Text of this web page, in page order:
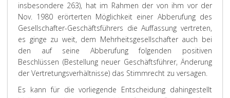
insbesondere 263), hat im Rahmen der von ihm vor der
Nov. 1980 erörterten Möglichkeit einer Abberufung des
Gesellschafter-Geschäftsführers die Auffassung vertreten,
es ginge zu weit, dem Mehrheitsgesellschafter auch bei
den auf seine Abberufung folgenden positiven
Beschlüssen (Bestellung neuer Geschäftsführer, Änderung
der Vertretungsverhältnisse) das Stimmrecht zu versagen.
Es kann für die vorliegende Entscheidung dahingestellt